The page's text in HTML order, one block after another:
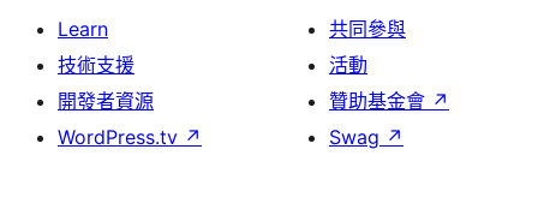
Learn
技術支援
開發者資源
WordPress.tv ↗
共同參與
活動
贊助基金會 ↗
Swag ↗